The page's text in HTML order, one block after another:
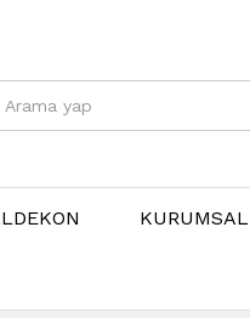
KURUMSAL